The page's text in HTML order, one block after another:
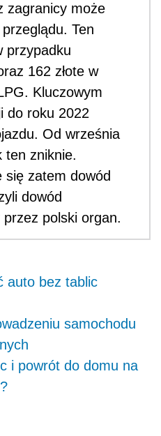
zagranicy może
Ten
przypadku
162 złote w
Kluczowym
do roku 2022
Od września
ten zniknie.
się zatem dowód
dowód
polski organ.
auto bez tablic
samochodu
i powrót do domu na